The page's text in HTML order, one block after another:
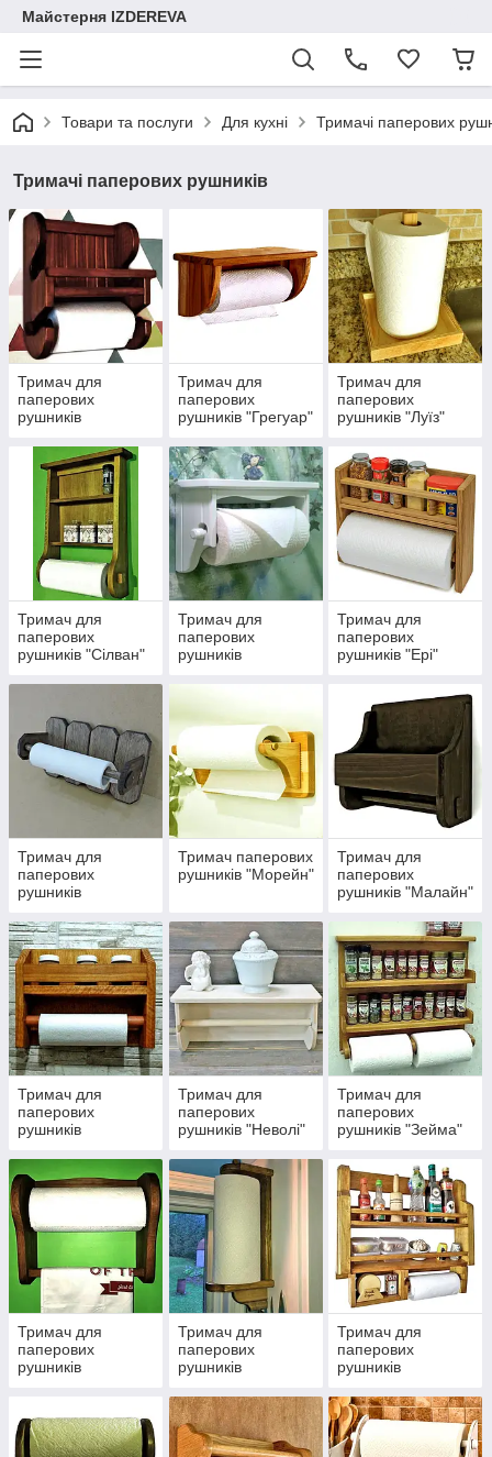
Майстерня IZDEREVA
Товари та послуги Для кухні Тримачі паперових
Тримачі паперових рушників
Тримач для
паперових
рушників
Тримач для
паперових
рушників "Грегуар"
Тримач для
паперових
рушників "Луїз"
Тримач для
паперових
рушників "Сілван"
Тримач для
паперових
рушників
Тримач для
паперових
рушників "Ері"
Тримач для
паперових
рушників
Тримач паперових
рушників "Морейн"
Тримач для
паперових
рушників "Малайн"
Тримач для
паперових
рушників
Тримач для
паперових
рушників "Неволі"
Тримач для
паперових
рушників "Зейма"
Тримач для
паперових
рушників
Тримач для
паперових
рушників
Тримач для
паперових
рушників